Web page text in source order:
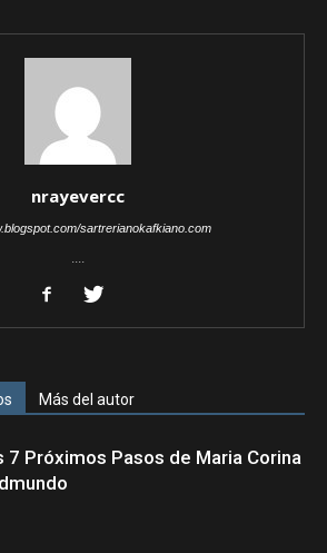
nrayevercc
sartrerianokafkiano.com
....
Más del autor
7 Próximos Pasos de Maria Corina